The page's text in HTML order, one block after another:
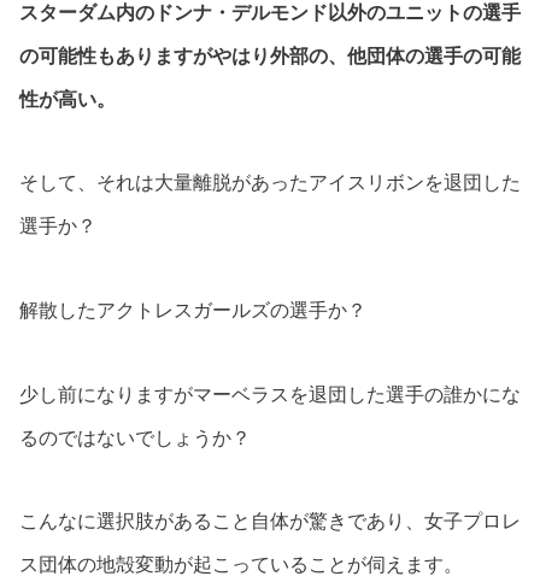
スターダム内のドンナ・デルモンド以外のユニットの選手
の可能性もありますがやはり外部の、他団体の選手の可能
性が高い。
そして、それは大量離脱があったアイスリボンを退団した
選手か？
解散したアクトレスガールズの選手か？
少し前になりますがマーベラスを退団した選手の誰かにな
るのではないでしょうか？
こんなに選択肢があること自体が驚きであり、女子プロレ
ス団体の地殻変動が起こっていることが伺えます。